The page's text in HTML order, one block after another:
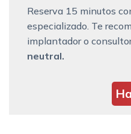
Reserva 15 minutos
especializado. Te
implantador o
neutral.